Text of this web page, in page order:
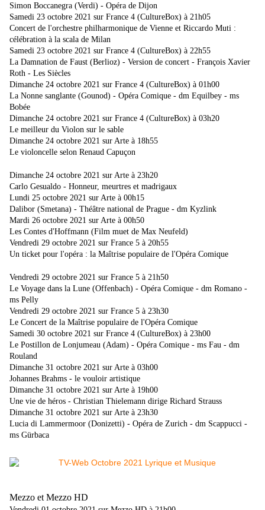
Simon Boccanegra (Verdi) - Opéra de Dijon
Samedi 23 octobre 2021 sur France 4 (CultureBox) à 21h05
Concert de l'orchestre philharmonique de Vienne et Riccardo Muti :
célébration à la scala de Milan
Samedi 23 octobre 2021 sur France 4 (CultureBox) à 22h55
La Damnation de Faust (Berlioz) - Version de concert - François Xavier
Roth - Les Siècles
Dimanche 24 octobre 2021 sur France 4 (CultureBox) à 01h00
La Nonne sanglante (Gounod) - Opéra Comique - dm Equilbey - ms
Bobée
Dimanche 24 octobre 2021 sur France 4 (CultureBox) à 03h20
Le meilleur du Violon sur le sable
Dimanche 24 octobre 2021 sur Arte à 18h55
Le violoncelle selon Renaud Capuçon
Dimanche 24 octobre 2021 sur Arte à 23h20
Carlo Gesualdo - Honneur, meurtres et madrigaux
Lundi 25 octobre 2021 sur Arte à 00h15
Dalibor (Smetana) - Théâtre national de Prague - dm Kyzlink
Mardi 26 octobre 2021 sur Arte à 00h50
Les Contes d'Hoffmann (Film muet de Max Neufeld)
Vendredi 29 octobre 2021 sur France 5 à 20h55
Un ticket pour l'opéra : la Maîtrise populaire de l'Opéra Comique
Vendredi 29 octobre 2021 sur France 5 à 21h50
Le Voyage dans la Lune (Offenbach) - Opéra Comique - dm Romano -
ms Pelly
Vendredi 29 octobre 2021 sur France 5 à 23h30
Le Concert de la Maîtrise populaire de l'Opéra Comique
Samedi 30 octobre 2021 sur France 4 (CultureBox) à 23h00
Le Postillon de Lonjumeau (Adam) - Opéra Comique - ms Fau - dm
Rouland
Dimanche 31 octobre 2021 sur Arte à 03h00
Johannes Brahms - le vouloir artistique
Dimanche 31 octobre 2021 sur Arte à 19h00
Une vie de héros - Christian Thielemann dirige Richard Strauss
Dimanche 31 octobre 2021 sur Arte à 23h30
Lucia di Lammermoor (Donizetti) - Opéra de Zurich - dm Scappucci -
ms Gürbaca
Mezzo et Mezzo HD